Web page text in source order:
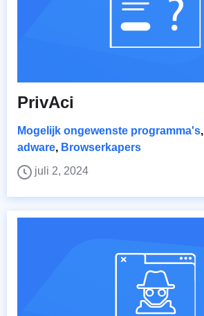
PrivAci
Mogelijk ongewenste programma's,
adware, Browserkapers
juli 2, 2024